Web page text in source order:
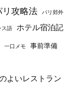
リ攻略法 パリ郊外
ス語 ホテル宿泊記
一口メモ
事前準備
よいレストラン